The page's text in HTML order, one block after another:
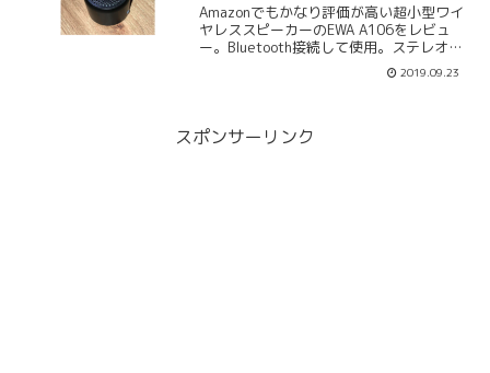
Amazonでもかなり評価が高い超小型ワイ
ヤレススピーカーのEWA A106をレビュ
ー。Bluetooth接続して使用。ステレオ対
応。充電時間や使い方、接続方法を紹
介。EWA A106の音質や音の遅延問題もレ
2019.09.23
スポンサーリンク